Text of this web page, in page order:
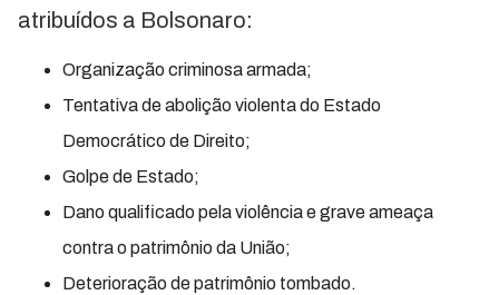
atribuídos a Bolsonaro:
Organização criminosa armada;
Tentativa de abolição violenta do Estado
Democrático de Direito;
Golpe de Estado;
Dano qualificado pela violência e grave ameaça
contra o patrimônio da União;
Deterioração de patrimônio tombado.